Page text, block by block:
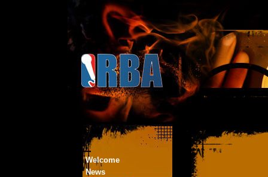
Welcome
News